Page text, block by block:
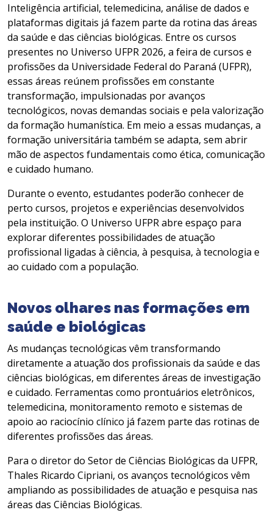
Inteligência artificial, telemedicina, análise de dados e
plataformas digitais já fazem parte da rotina das áreas
da saúde e das ciências biológicas. Entre os cursos
presentes no Universo UFPR 2026, a feira de cursos e
profissões da Universidade Federal do Paraná (UFPR),
essas áreas reúnem profissões em constante
transformação, impulsionadas por avanços
tecnológicos, novas demandas sociais e pela valorização
da formação humanística. Em meio a essas mudanças, a
formação universitária também se adapta, sem abrir
mão de aspectos fundamentais como ética, comunicação
e cuidado humano.
Durante o evento, estudantes poderão conhecer de
perto cursos, projetos e experiências desenvolvidos
pela instituição. O Universo UFPR abre espaço para
explorar diferentes possibilidades de atuação
profissional ligadas à ciência, à pesquisa, à tecnologia e
ao cuidado com a população.
Novos olhares nas formações em
saúde e biológicas
As mudanças tecnológicas vêm transformando
diretamente a atuação dos profissionais da saúde e das
ciências biológicas, em diferentes áreas de investigação
e cuidado. Ferramentas como prontuários eletrônicos,
telemedicina, monitoramento remoto e sistemas de
apoio ao raciocínio clínico já fazem parte das rotinas de
diferentes profissões das áreas.
Para o diretor do Setor de Ciências Biológicas da UFPR,
Thales Ricardo Cipriani, os avanços tecnológicos vêm
ampliando as possibilidades de atuação e pesquisa nas
áreas das Ciências Biológicas.